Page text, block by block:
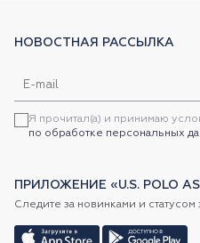
НОВОСТНАЯ РАССЫЛКА
Я прочитал(а) и принимаю
по обработке персональных
ПРИЛОЖЕНИЕ «U.S. POLO
Следите за новинками и